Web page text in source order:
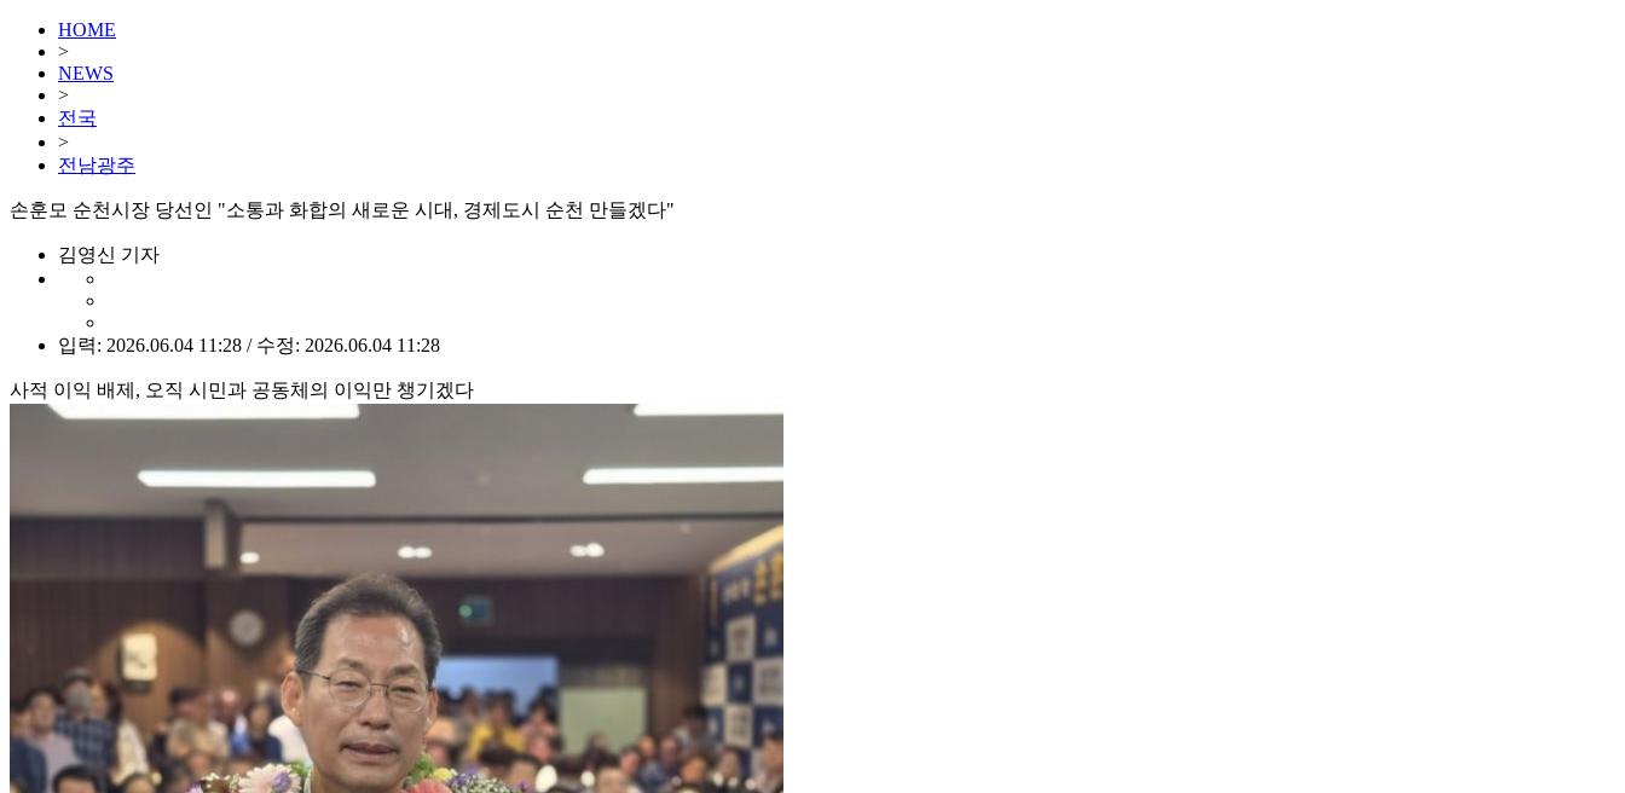
HOME
>
NEWS
>
전국
>
전남광주
손훈모 순천시장 당선인 "소통과 화합의 새로운 시대, 경제도시 순천 만들겠다"
김영신 기자
입력: 2026.06.04 11:28 / 수정: 2026.06.04 11:28
사적 이익 배제, 오직 시민과 공동체의 이익만 챙기겠다